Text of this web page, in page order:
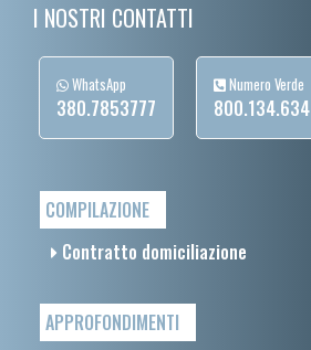
I NOSTRI CONTATTI
WhatsApp
380.7853777
Numero Verde
800.134.634
COMPILAZIONE
Contratto domiciliazione
APPROFONDIMENTI